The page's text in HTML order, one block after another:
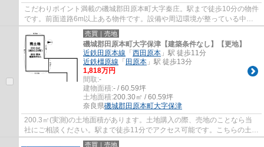
こだわりポイント満載の磯城郡田原本町大字秦庄。駅まで徒歩10分の物件
です。前面道路6m以上ある物件です。設備や周辺環境が整っている中古
戸建てはいかがでしょうか。ダイコーがお勧...
売買｜売地
磯城郡田原本町大字保津【建築条件なし】【更地】
近鉄田原本線 「 西田原本 」駅 徒歩11分
近鉄橿原線 「 田原本 」駅 徒歩13分
1,818万円
間取:-
建物面積:- / 60.59坪
土地面積:200.30㎡ / 60.59坪
奈良県磯城郡田原本町大字保津
200.3㎡(実測)の土地面積があります。土地購入の際、売地のことなら当
社にご相談ください。駅まで徒歩11分でアクセス可能です。こちらの土地
は前面道路6m以上です。土地探しはダイコー...
売買｜売地